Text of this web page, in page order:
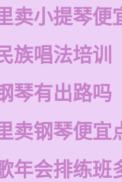
卖小提琴便
族唱法培训
琴有出路吗
卖钢琴便宜
年会排练班